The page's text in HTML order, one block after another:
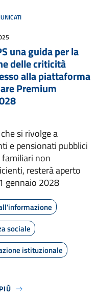
una guida per la
delle criticità
alla piattaforma
Premium
si rivolge a
e pensionati pubblici
non
resterà aperto
gennaio 2028
sociale
istituzionale